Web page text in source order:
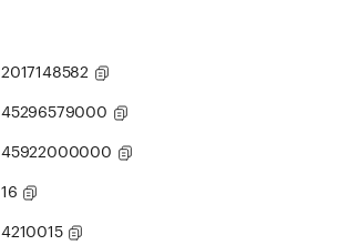
2017148582
45296579000
45922000000
16
4210015